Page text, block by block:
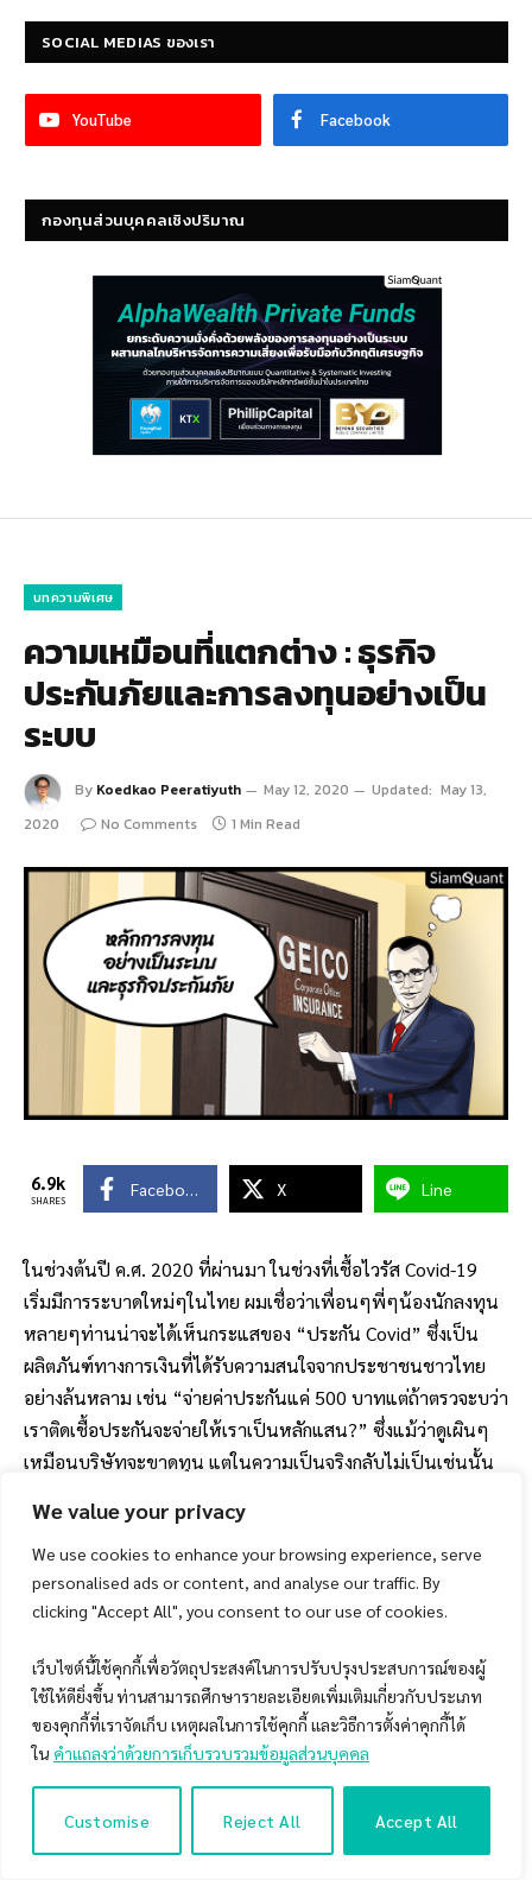
We value your privacy
We use cookies to enhance your browsing experience, serve
personalised ads or content, and analyse our traffic. By
clicking "Accept All", you consent to our use of cookies.
เว็บไซต์นี้ใช้คุกกี้เพื่อวัตถุประสงค์ในการปรับปรุงประสบการณ์ของผู้
ใช้ให้ดียิ่งขึ้น ท่านสามารถศึกษารายละเอียดเพิ่มเติมเกี่ยวกับประเภท
ของคุกกี้ที่เราจัดเก็บ เหตุผลในการใช้คุกกี้ และวิธีการตั้งค่าคุกกี้ได้
ใน คำแถลงว่าด้วยการเก็บรวบรวมข้อมูลส่วนบุคคล
Customise Reject All Accept All
SOCIAL MEDIAS ของเรา
YouTube Facebook
กองทุนส่วนบุคคลเชิงปริมาณ
บทความพิเศษ
ความเหมือนที่แตกต่าง : ธุรกิจ
ประกันภัยและการลงทุนอย่างเป็น
ระบบ
By Koedkao Peeratiyuth May 12, 2020 Updated: May 13,
2020
No Comments 1 Min Read
6.9k
SHARES
Facebook X Line
ในช่วงต้นปี ค.ศ. 2020 ที่ผ่านมา ในช่วงที่เชื้อไวรัส Covid-19
เริ่มมีการระบาดใหม่ๆในไทย ผมเชื่อว่าเพื่อนๆพี่ๆน้องนักลงทุน
หลายๆท่านน่าจะได้เห็นกระแสของ “ประกัน Covid” ซึ่งเป็น
ผลิตภันฑ์ทางการเงินที่ได้รับความสนใจจากประชาชนชาวไทย
อย่างล้นหลาม เช่น “จ่ายค่าประกันแค่ 500 บาทแต่ถ้าตรวจะบว่า
เราติดเชื้อประกันจะจ่ายให้เราเป็นหลักแสน?” ซึ่งแม้ว่าดูเผินๆ
เหมือนบริษัทจะขาดทุน แต่ในความเป็นจริงกลับไม่เป็นเช่นนั้น
โดยบทความในวันนี้ผมจะมาเล่าให้เพื่อนๆฟังถึง “ความเหมือนที่
แตกต่าง” ของแนวคิดการลงทุนอย่างเป็นระบบ และธุรกิจประกัน
ภัย ซึ่งผมหวังว่าข้อสังเกตนี้จะช่วยให้ผู้ที่สนใจเริ่มต้นลงทุนอย่าง
เป็นระบบได้เข้าใจและพัฒนาทัศนะคติที่จะทำให้ประสบความ
สำเร็จในแนวทางการลงทุนอย่างเป็นระบบครับ
Disclaimer :บทความนี้ผู้เขียนต้องการอธิบายให้ผู้อ่านได้เห็น